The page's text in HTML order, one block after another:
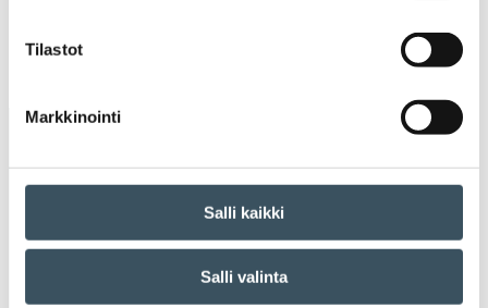
Tilastot
Markkinointi
Salli kaikki
Salli valinta
2017
digiostaminen digitaalisuus digitalisaatio
energiatehokkuus erikoiskauppa EU